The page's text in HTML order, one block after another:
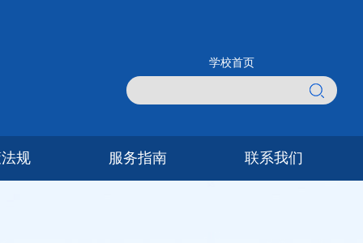
学校首页
规 服务指南 联系我们